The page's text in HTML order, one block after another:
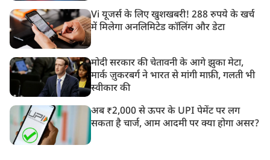
Vi यूजर्स के लिए खुशखबरी! 288 रुपये के खर्च
में मिलेगा अनलिमिटेड कॉलिंग और डेटा
मोदी सरकार की चेतावनी के आगे झुका मेटा,
मार्क ज़ुकरबर्ग ने भारत से मांगी माफ़ी, गलती भी
स्वीकार की
अब ₹2,000 से ऊपर के UPI पेमेंट पर लग
सकता है चार्ज, आम आदमी पर क्या होगा असर?